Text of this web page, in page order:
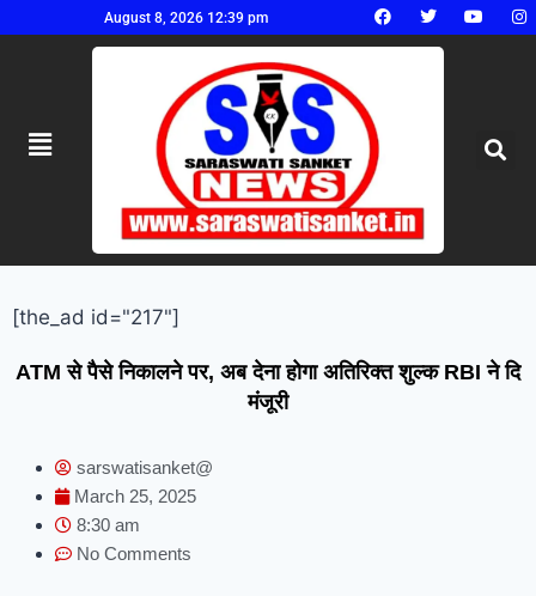
August 8, 2026 12:39 pm
[the_ad id="217"]
ATM से पैसे निकालने पर, अब देना होगा अतिरिक्त शुल्क RBI ने दि
मंजूरी
sarswatisanket@
March 25, 2025
8:30 am
No Comments